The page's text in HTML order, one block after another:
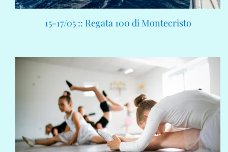
15-17/05 :: Regata 100 di Montecristo